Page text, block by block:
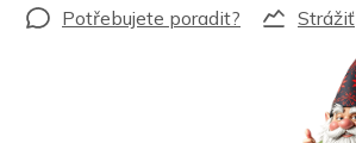
Strážiť